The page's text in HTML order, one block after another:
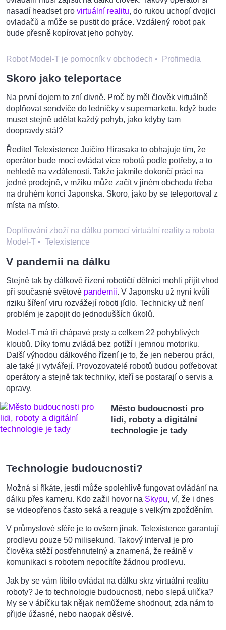
nasadí headset pro virtuální realitu, do rukou uchopí dvojici
ovladačů a může se pustit do práce. Vzdálený robot pak
bude přesně kopírovat jeho pohyby.
Robot Model-T je pomocník v obchodech • Profimedia
Skoro jako teleportace
Na první dojem to zní divně. Proč by měl člověk virtuálně
doplňovat sendviče do ledničky v supermarketu, když bude
muset stejně udělat každý pohyb, jako kdyby tam
doopravdy stál?
Ředitel Telexistence Juičiro Hirasaka to obhajuje tím, že
operátor bude moci ovládat více robotů podle potřeby, a to
nehledě na vzdálenosti. Takže jakmile dokončí práci na
jedné prodejně, v mžiku může začít v jiném obchodu třeba
na druhém konci Japonska. Skoro, jako by se teleportoval z
místa na místo.
Doplňování zboží na dálku pomocí virtuální reality a robota
Model-T
• Telexistence
V pandemii na dálku
Stejně tak by dálkově řízení robotičtí dělníci mohli přijít vhod
při současné světové pandemii. V Japonsku už nyní kvůli
riziku šíření viru rozvážejí roboti jídlo. Technicky už není
problém je zapojit do jednodušších úkolů.
Model-T má tři chápavé prsty a celkem 22 pohyblivých
kloubů. Díky tomu zvládá bez potíží i jemnou motoriku.
Další výhodou dálkového řízení je to, že jen neberou práci,
ale také ji vytvářejí. Provozovatelé robotů budou potřebovat
operátory a stejně tak techniky, kteří se postarají o servis a
opravy.
Město budoucnosti pro
lidi, roboty a digitální
technologie je tady
Technologie budoucnosti?
Možná si říkáte, jestli může spolehlivě fungovat ovládání na
dálku přes kameru. Kdo zažil hovor na Skypu, ví, že i dnes
se videopřenos často seká a reaguje s velkým zpožděním.
V průmyslové sféře je to ovšem jinak. Telexistence garantují
prodlevu pouze 50 milisekund. Takový interval je pro
člověka stěží postřehnutelný a znamená, že reálně v
komunikaci s robotem nepocítíte žádnou prodlevu.
Jak by se vám líbilo ovládat na dálku skrz virtuální realitu
roboty? Je to technologie budoucnosti, nebo slepá ulička?
My se v ábíčku tak nějak nemůžeme shodnout, zda nám to
přijde úžasné, nebo naopak děsivé.